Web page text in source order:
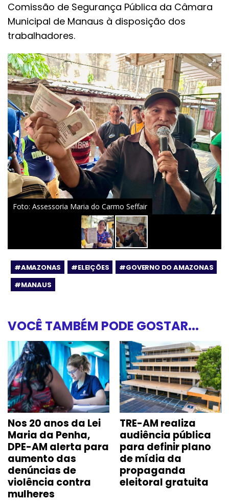
Comissão de Segurança Pública da Câmara
Municipal de Manaus à disposição dos
trabalhadores.
Foto: Assessoria Maria do Carmo Seffair
#AMAZONAS #ELEIÇÕES
#GOVERNO DO AMAZONAS
#MANAUS
VOCÊ TAMBÉM PODE GOSTAR...
Nos 20 anos da Lei
Maria da Penha,
DPE-AM alerta para
aumento das
denúncias de
violência contra
mulheres
TRE-AM realiza
audiência pública
para definir plano
de mídia da
propaganda
eleitoral gratuita